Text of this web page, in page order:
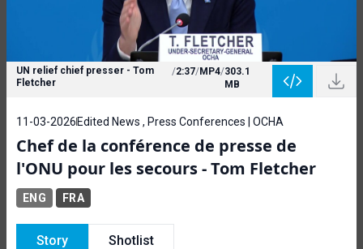
UN relief chief presser - Tom
Fletcher
/2:37/MP4/303.1
MB
11-03-2026 Edited News , Press Conferences | OCHA
Chef de la conférence de presse de
l'ONU pour les secours - Tom Fletcher
ENG FRA
Story Shotlist